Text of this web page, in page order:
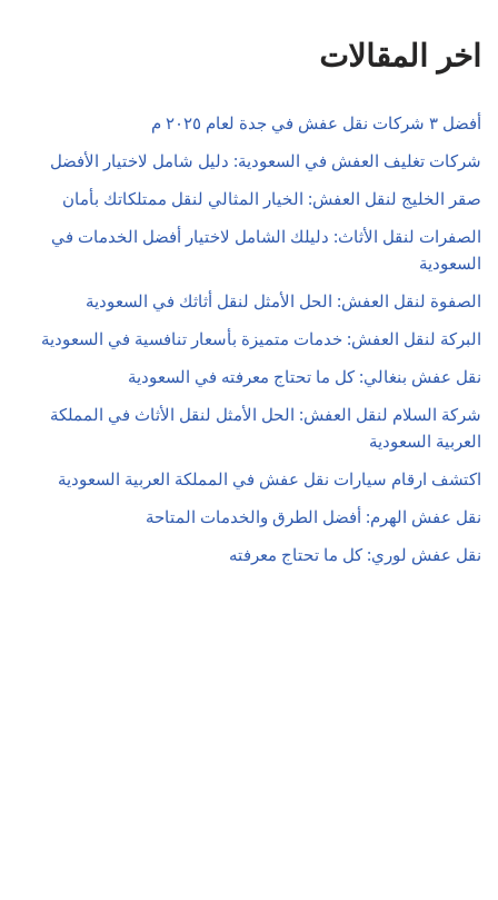
اخر المقالات
أفضل ٣ شركات نقل عفش في جدة لعام ٢٠٢٥ م
شركات تغليف العفش في السعودية: دليل شامل لاختيار الأفضل
صقر الخليج لنقل العفش: الخيار المثالي لنقل ممتلكاتك بأمان
الصفرات لنقل الأثاث: دليلك الشامل لاختيار أفضل الخدمات في
السعودية
الصفوة لنقل العفش: الحل الأمثل لنقل أثاثك في السعودية
البركة لنقل العفش: خدمات متميزة بأسعار تنافسية في السعودية
نقل عفش بنغالي: كل ما تحتاج معرفته في السعودية
شركة السلام لنقل العفش: الحل الأمثل لنقل الأثاث في المملكة
العربية السعودية
اكتشف ارقام سيارات نقل عفش في المملكة العربية السعودية
نقل عفش الهرم: أفضل الطرق والخدمات المتاحة
نقل عفش لوري: كل ما تحتاج معرفته